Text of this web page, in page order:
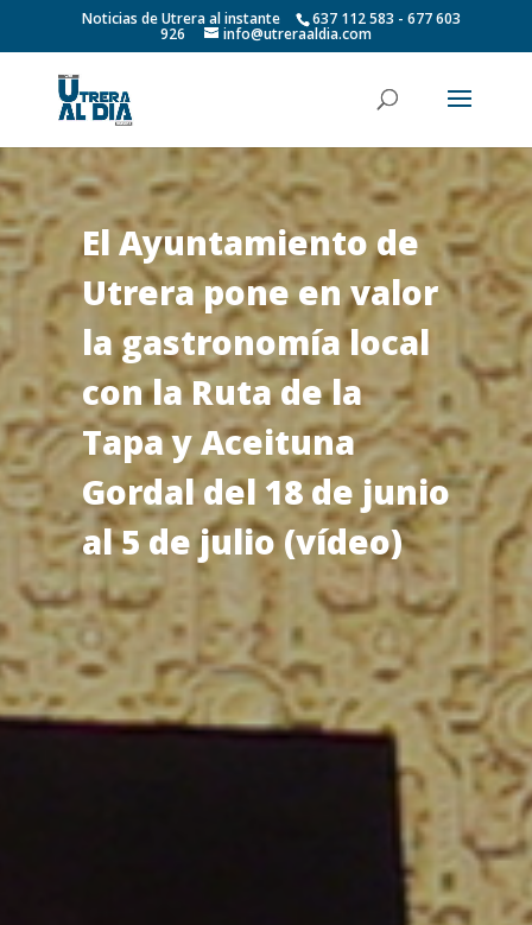
Noticias de Utrera al instante 637 112 583 - 677 603
926 info@utreraaldia.com
El Ayuntamiento de
Utrera pone en valor
la gastronomía local
con la Ruta de la
Tapa y Aceituna
Gordal del 18 de junio
al 5 de julio (vídeo)